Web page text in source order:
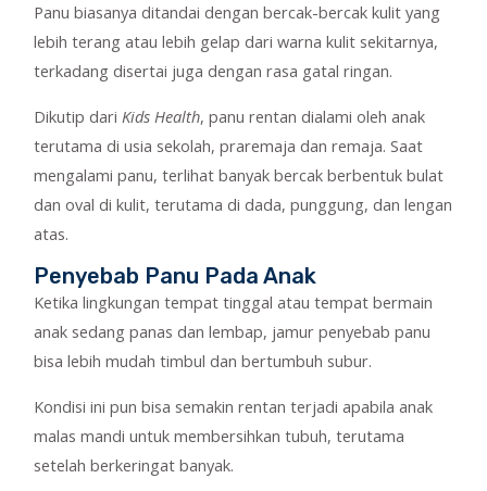
Panu biasanya ditandai dengan bercak-bercak kulit yang
lebih terang atau lebih gelap dari warna kulit sekitarnya,
terkadang disertai juga dengan rasa gatal ringan.
Dikutip dari Kids Health, panu rentan dialami oleh anak
terutama di usia sekolah, praremaja dan remaja. Saat
mengalami panu, terlihat banyak bercak berbentuk bulat
dan oval di kulit, terutama di dada, punggung, dan lengan
atas.
Penyebab Panu Pada Anak
Ketika lingkungan tempat tinggal atau tempat bermain
anak sedang panas dan lembap, jamur penyebab panu
bisa lebih mudah timbul dan bertumbuh subur.
Kondisi ini pun bisa semakin rentan terjadi apabila anak
malas mandi untuk membersihkan tubuh, terutama
setelah berkeringat banyak.